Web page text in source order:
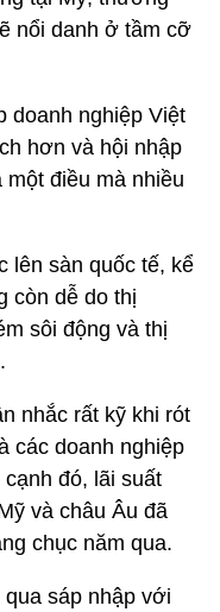
nổi danh ở tầm cỡ
doanh nghiệp Việt
hơn và hội nhập
điều mà nhiều
lên sàn quốc tế, kể
còn dễ do thị
sôi động và thị
nhắc rất kỹ khi rót
các doanh nghiệp
đó, lãi suất
và châu Âu đã
chục năm qua.
sáp nhập với